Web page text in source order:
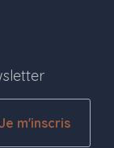
Je m'inscris